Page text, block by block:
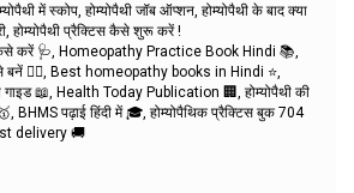
में स्कोप, होम्योपैथी जॉब ऑप्शन, होम्योपैथी के बाद क्या
होम्योपैथी प्रैक्टिस कैसे शुरू करें !
कैसे करें 🩺, Homeopathy Practice Book Hindi 📚,
बनें 👨‍⚕️, Best homeopathy books in Hindi ⭐,
गाइड 📖, Health Today Publication 🏢, होम्योपैथी की
BHMS पढ़ाई हिंदी में 🎓, होम्योपैथिक प्रैक्टिस बुक 704
delivery 🚚